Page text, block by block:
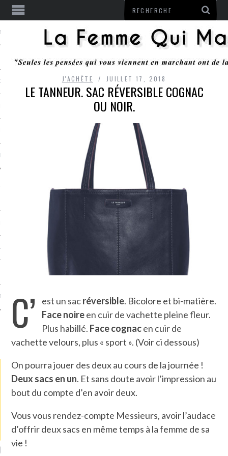
RESTER
MONROZIER
ARCACHON
LA PHOTO
ATTACHÉS À LA
J'ACHÈTE JUILLET 17, 2018
LE TANNEUR. SAC RÉVERSIBLE COGNAC
OU NOIR.
C’ est un sacréversible. Bicolore et bi-matière.
Face noireen cuir de vachette pleine fleur.
Plus habillé. Face cognacen cuir de
vachette velours, plus « sport ». (Voir ci dessous)
On pourra jouer des deux au cours de la journée !
Deux sacs en un. Et sans doute avoir l’impression au
bout du compte d’en avoir deux.
Vous vous rendez-compte Messieurs, avoir l’audace
d’offrir deux sacs en même temps à la femme de sa
vie !